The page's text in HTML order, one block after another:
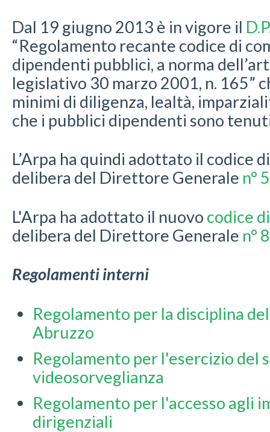
Dal 19 giugno 2013 è in vigore il
“Regolamento recante codice di
dipendenti pubblici, a norma
legislativo 30 marzo 2001, n. 165”
minimi di diligenza, lealtà,
che i pubblici dipendenti sono
L’Arpa ha quindi adottato il codice
delibera del Direttore Generale n°
L'Arpa ha adottato il nuovo codice
delibera del Direttore Generale n°
Regolamenti interni
Regolamento per la disciplina
Abruzzo
Regolamento per l'esercizio del
videosorveglianza
Regolamento per l'accesso agli
dirigenziali